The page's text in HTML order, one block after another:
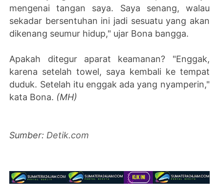
mengenai tangan saya. Saya senang, walau
sekadar bersentuhan ini jadi sesuatu yang akan
dikenang seumur hidup," ujar Bona bangga.
Apakah ditegur aparat keamanan? "Enggak,
karena setelah towel, saya kembali ke tempat
duduk. Setelah itu enggak ada yang nyamperin,"
kata Bona. (MH)
Sumber:Detik.com